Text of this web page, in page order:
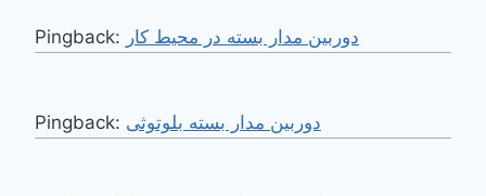
Pingback: دوربین مدار بسته در محیط کار
Pingback: دوربین مدار بسته بلوتوثی